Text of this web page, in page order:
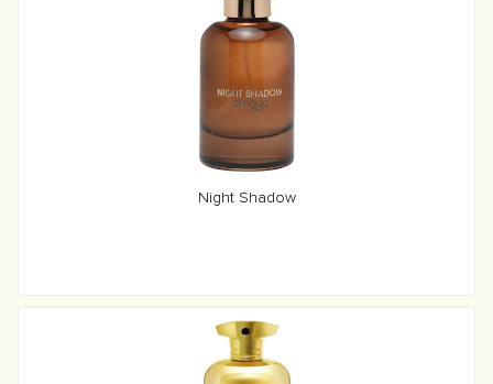
Night Shadow